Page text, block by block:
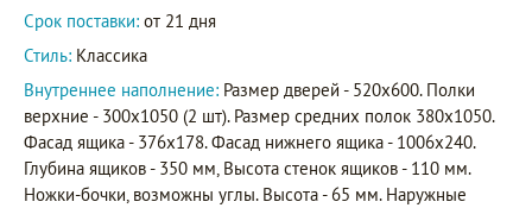
Срок поставки: от 21 дня
Стиль: Классика
Внутреннее наполнение: Размер дверей - 520х600. Полки
верхние - 300х1050 (2 шт). Размер средних полок 380х1050.
Фасад ящика - 376х178. Фасад нижнего ящика - 1006х240.
Глубина ящиков - 350 мм, Высота стенок ящиков - 110 мм.
Ножки-бочки, возможны углы. Высота - 65 мм. Наружные